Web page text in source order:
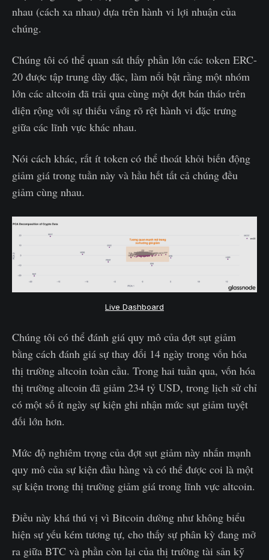
nhau (cách xa nhau) dựa trên hành vi lợi nhuận của
chúng.
Chúng tôi có thể quan sát thấy phần lớn các token ERC-
20 được tập trung dày đặc, làm nổi bật rằng một nhóm
lớn các altcoin đã trải qua cùng một đợt bán tháo trên
diện rộng với sự thiếu vắng rõ rệt hành vi đặc trưng
giữa các lĩnh vực khác nhau.
Nói cách khác, rất ít token có thể thoát khỏi biến động
giảm giá trong tuần này và hầu hết tất cả chúng đều
giảm cùng nhau.
Live Dashboard
Chúng tôi có thể đánh giá quy mô của đợt sụt giảm
bằng cách đánh giá sự thay đổi 14 ngày trong vốn hóa
thị trường altcoin toàn cầu. Trong hai tuần qua, vốn hóa
thị trường altcoin đã giảm 234 tỷ USD, trong lịch sử chỉ
có một số ít ngày sự kiện ghi nhận mức sụt giảm tuyệt
đối lớn hơn.
Mức độ nghiêm trọng của đợt sụt giảm này nhấn mạnh
quy mô của sự kiện đầu hàng và có thể được coi là một
sự kiện trong thị trường giảm giá trong lĩnh vực altcoin.
Điều này khá thú vị vì Bitcoin dường như không biểu
hiện sự yếu kém tương tự, cho thấy sự phân kỳ đang mở
ra giữa BTC và phần còn lại của thị trường tài sản kỹ